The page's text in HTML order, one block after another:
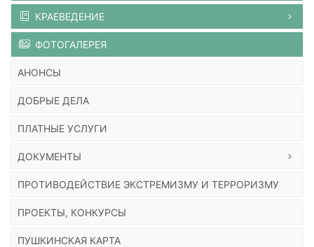
КРАЕВЕДЕНИЕ
ФОТОГАЛЕРЕЯ
АНОНСЫ
ДОБРЫЕ ДЕЛА
ПЛАТНЫЕ УСЛУГИ
ДОКУМЕНТЫ
ПРОТИВОДЕЙСТВИЕ ЭКСТРЕМИЗМУ И ТЕРРОРИЗМУ
ПРОЕКТЫ, КОНКУРСЫ
ПУШКИНСКАЯ КАРТА